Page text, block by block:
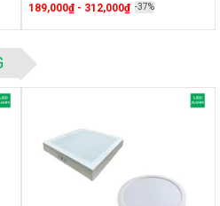
189,000₫ - 312,000₫ -37%